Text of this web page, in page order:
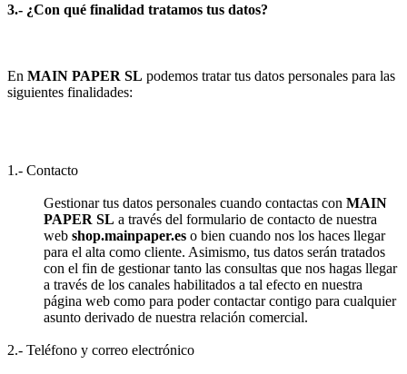
3.- ¿Con qué finalidad tratamos tus datos?
En MAIN PAPER SL podemos tratar tus datos personales para las
siguientes finalidades:
1.- Contacto
Gestionar tus datos personales cuando contactas con MAIN
PAPER SL a través del formulario de contacto de nuestra
web shop.mainpaper.es o bien cuando nos los haces llegar
para el alta como cliente. Asimismo, tus datos serán tratados
con el fin de gestionar tanto las consultas que nos hagas llegar
a través de los canales habilitados a tal efecto en nuestra
página web como para poder contactar contigo para cualquier
asunto derivado de nuestra relación comercial.
2.- Teléfono y correo electrónico